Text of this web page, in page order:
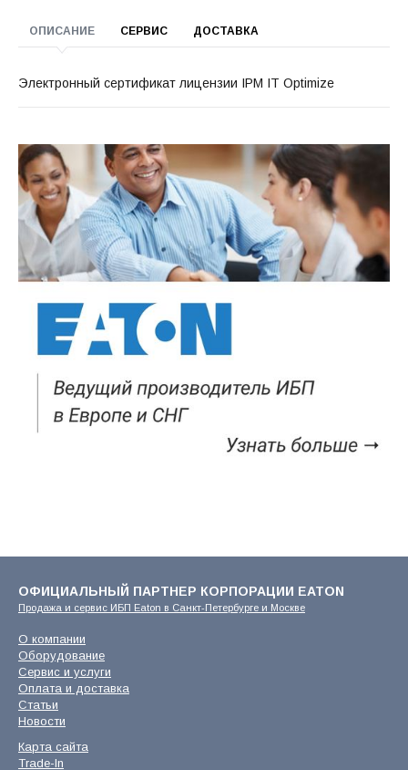
ОПИСАНИЕ СЕРВИС ДОСТАВКА
Электронный сертификат лицензии IPM IT Optimize
ОФИЦИАЛЬНЫЙ ПАРТНЕР КОРПОРАЦИИ EATON
Продажа и сервис ИБП Eaton в Санкт-Петербурге и Москве
О компании
Оборудование
Сервис и услуги
Оплата и доставка
Статьи
Новости
Карта сайта
Trade-In